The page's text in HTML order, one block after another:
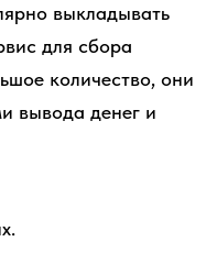
выкладывать
для сбора
количество, они
вывода денег и